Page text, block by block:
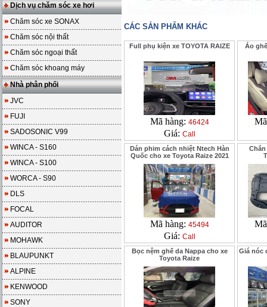
Dịch vụ chăm sóc xe hơi
Chăm sóc xe SONAX
Chăm sóc nội thất
Chăm sóc ngoại thất
Chăm sóc khoang máy
Nhà phân phối
JVC
FUJI
SADOSONIC V99
WINCA - S160
WINCA - S100
WORCA - S90
DLS
FOCAL
AUDITOR
MOHAWK
BLAUPUNKT
ALPINE
KENWOOD
SONY
CÁC SẢN PHẨM KHÁC
Full phụ kiện xe TOYOTA RAIZE
Mã hàng: 46424
Giá: Call
Áo
Dán phim cách nhiệt Ntech Hàn
Quốc cho xe Toyota Raize 2021
Mã hàng: 45494
Giá: Call
Bọc nệm ghế da Nappa cho xe
Toyota Raize
Giá nóc